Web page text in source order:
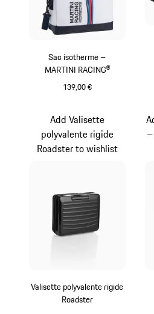
Sac isotherme –
MARTINI RACING®
139,00 €
Valisette polyvalente rigide
Roadster
Add Valisette
polyvalente rigide
Roadster to wishlist